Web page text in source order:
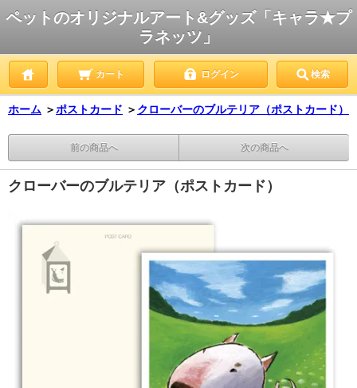
ペットのオリジナルアート&グッズ「キャラ★プ
ラネッツ」
カート ログイン 検索
ホーム ＞ポストカード ＞ クローバーのブルテリア（ポストカード）
前の商品へ 次の商品へ
クローバーのブルテリア（ポストカード）